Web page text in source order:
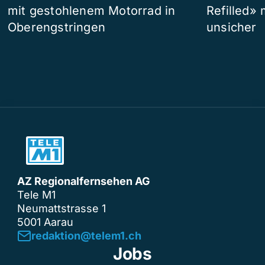
mit gestohlenem Motorrad in
Oberengstringen
Refilled»
unsicher
AZ Regionalfernsehen AG
Tele M1
Neumattstrasse 1
5001 Aarau
redaktion@telem1.ch
Jobs